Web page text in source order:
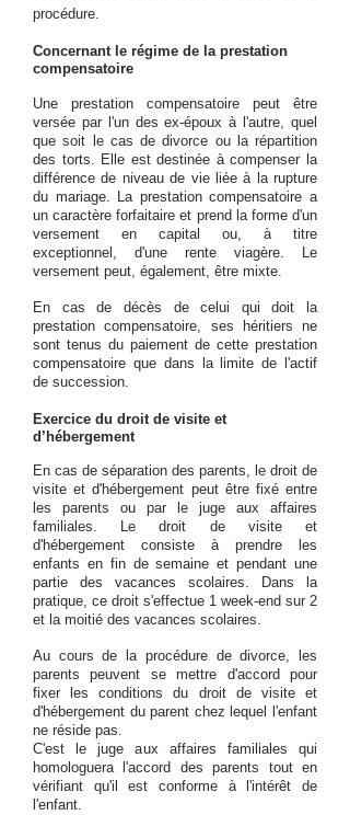
procédure.
Concernant le régime de la prestation
compensatoire
Une prestation compensatoire peut être
versée par l'un des ex-époux à l'autre, quel
que soit le cas de divorce ou la répartition
des torts. Elle est destinée à compenser la
différence de niveau de vie liée à la rupture
du mariage. La prestation compensatoire a
un caractère forfaitaire et prend la forme d'un
versement en capital ou, à titre
exceptionnel, d'une rente viagère. Le
versement peut, également, être mixte.
En ca­s de décès de celui qui doit la
prestation compensatoire, ses héritiers ne
sont tenus du paiement de cette prestation
compensatoire que dans la limite de l'actif
de succession.
Exercice du droit de visite et
d’hébergement
En cas de séparation des parents, le droit de
visite et d'hébergement peut être fixé entre
les parents ou par le juge aux affaires
familiales. Le droit de visite et
d'hébergement consiste à prendre les
enfants en fin de semaine et pendant une
partie des vacances scolaires. Dans la
pratique, ce droit s'effectue 1 week-end sur 2
et la moitié des vacances scolaires.
Au cours de la procédure de divorce, les
parents peuvent se mettre d'accord pour
fixer les conditions du droit de visite et
d'hébergement du parent chez lequel l'enfant
ne réside pas.
C'est le juge aux affaires familiales qui
homologuera l'accord des parents tout en
vérifiant qu'il est conforme à l'intérêt de
l'enfant.